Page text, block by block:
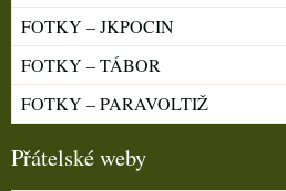
FOTKY – JKPOCIN
FOTKY – TÁBOR
FOTKY – PARAVOLTIŽ
Přátelské weby